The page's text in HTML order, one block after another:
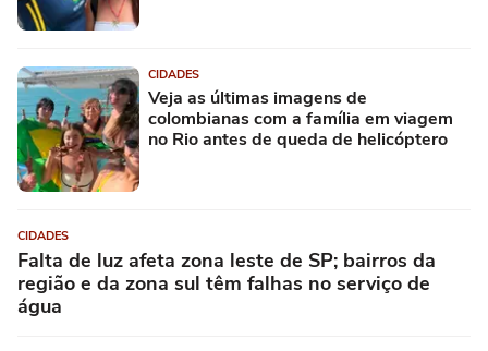
CIDADES
Veja as últimas imagens de
colombianas com a família em viagem
no Rio antes de queda de helicóptero
CIDADES
Falta de luz afeta zona leste de SP; bairros da
região e da zona sul têm falhas no serviço de
água